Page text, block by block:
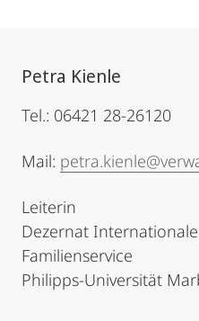
Petra Kienle
Tel.: 06421 28-26120
Mail:
Leiterin
Dezernat
Familienservice
Philipps-Universität